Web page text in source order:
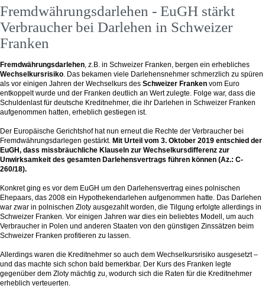
Fremdwährungsdarlehen - EuGH stärkt
Verbraucher bei Darlehen in Schweizer
Franken
Fremdwährungsdarlehen, z.B. in Schweizer Franken, bergen ein erhebliches
Wechselkursrisiko. Das bekamen viele Darlehensnehmer schmerzlich zu spüren
als vor einigen Jahren der Wechselkurs des Schweizer Franken vom Euro
entkoppelt wurde und der Franken deutlich an Wert zulegte. Folge war, dass die
Schuldenlast für deutsche Kreditnehmer, die ihr Darlehen in Schweizer Franken
aufgenommen hatten, erheblich gestiegen ist.
Der Europäische Gerichtshof hat nun erneut die Rechte der Verbraucher bei
Fremdwährungsdarlegen gestärkt. Mit Urteil vom 3. Oktober 2019 entschied der
EuGH, dass missbräuchliche Klauseln zur Wechselkursdifferenz zur
Unwirksamkeit des gesamten Darlehensvertrags führen können (Az.: C-
260/18).
Konkret ging es vor dem EuGH um den Darlehensvertrag eines polnischen
Ehepaars, das 2008 ein Hypothekendarlehen aufgenommen hatte. Das Darlehen
war zwar in polnischen Zloty ausgezahlt worden, die Tilgung erfolgte allerdings in
Schweizer Franken. Vor einigen Jahren war dies ein beliebtes Modell, um auch
Verbraucher in Polen und anderen Staaten von den günstigen Zinssätzen beim
Schweizer Franken profitieren zu lassen.
Allerdings waren die Kreditnehmer so auch dem Wechselkursrisiko ausgesetzt –
und das machte sich schon bald bemerkbar. Der Kurs des Franken legte
gegenüber dem Zloty mächtig zu, wodurch sich die Raten für die Kreditnehmer
erheblich verteuerten.